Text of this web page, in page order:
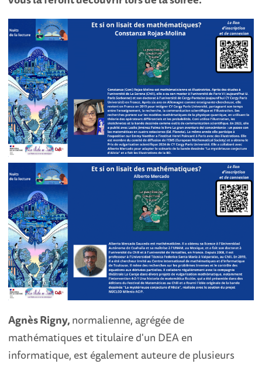
Agnès Rigny,normalienne, agrégée de
mathématiques et titulaire d'un DEA en
informatique, est également auteure de plusieurs